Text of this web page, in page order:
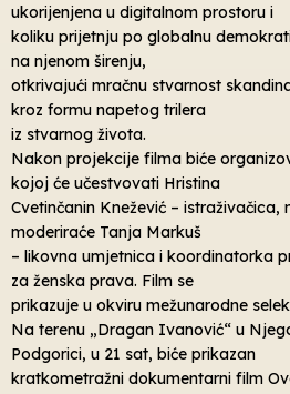
ukorijenjena u digitalnom prostoru i
koliku prijetnju po globalnu
na njenom širenju,
otkrivajući mračnu stvarnost
kroz formu napetog trilera
iz stvarnog života.
Nakon projekcije filma biće
kojoj će učestvovati Hristina
Cvetinčanin Knežević –
moderiraće Tanja Markuš
– likovna umjetnica i koordinatorka
za ženska prava. Film se
prikazuje u okviru mežunarodne
Na terenu „Dragan Ivanović“ u
Podgorici, u 21 sat, biće prikazan
kratkometražni dokumentarni film